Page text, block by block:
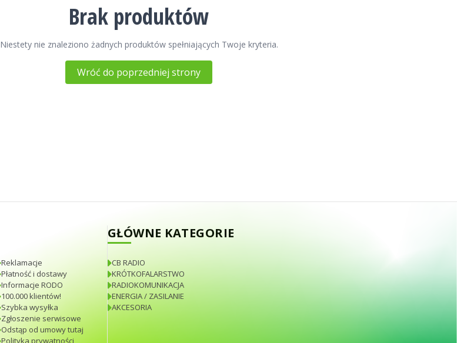
Brak produktów
Niestety nie znaleziono żadnych produktów spełniających Twoje kryteria.
Wróć do poprzedniej strony
Reklamacje
Płatność i dostawy
Informacje RODO
100.000 klientów!
Szybka wysyłka
Zgłoszenie serwisowe
Odstąp od umowy tutaj
Polityka prywatności
GŁÓWNE KATEGORIE
CB RADIO
KRÓTKOFALARSTWO
RADIOKOMUNIKACJA
ENERGIA / ZASILANIE
AKCESORIA